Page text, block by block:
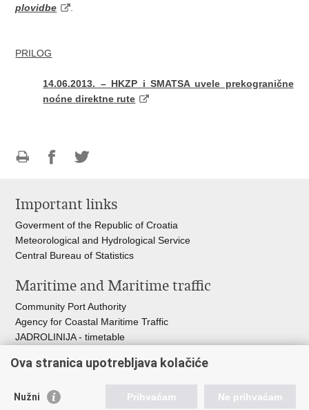
plovidbe
.
PRILOG
14.06.2013. – HKZP i SMATSA uvele prekogranične
noćne direktne rute
page
FacebookTwitteru
Important links
Goverment of the Republic of Croatia
Meteorological and Hydrological Service
Central Bureau of Statistics
Maritime and Maritime traffic
Community Port Authority
Agency for Coastal Maritime Traffic
JADROLINIJA - timetable
Croatian Motorways
Ova stranica upotrebljava kolačiće
Nužni Prihvaćam Ne prihvaćam